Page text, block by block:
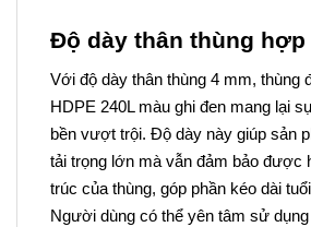
Độ dày thân thùng hợp
Với độ dày thân thùng 4 mm, thùng
HDPE 240L màu ghi đen mang lại
bền vượt trội. Độ dày này giúp sản
tải trọng lớn mà vẫn đảm bảo được
trúc của thùng, góp phần kéo dài
Người dùng có thể yên tâm sử